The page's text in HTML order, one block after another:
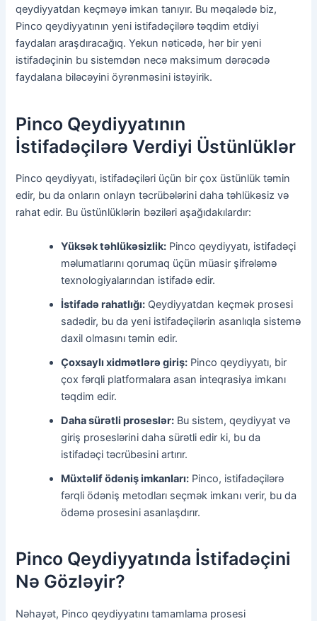
qeydiyyatdan keçməyə imkan tanıyır. Bu məqalədə biz,
Pinco qeydiyyatının yeni istifadəçilərə təqdim etdiyi
faydaları araşdıracağıq. Yekun nəticədə, hər bir yeni
istifadəçinin bu sistemdən necə maksimum dərəcədə
faydalana biləcəyini öyrənməsini istəyirik.
Pinco Qeydiyyatının
İstifadəçilərə Verdiyi Üstünlüklər
Pinco qeydiyyatı, istifadəçiləri üçün bir çox üstünlük təmin
edir, bu da onların onlayn təcrübələrini daha təhlükəsiz və
rahat edir. Bu üstünlüklərin bəziləri aşağıdakılardır:
Yüksək təhlükəsizlik: Pinco qeydiyyatı, istifadəçi
məlumatlarını qorumaq üçün müasir şifrələmə
texnologiyalarından istifadə edir.
İstifadə rahatlığı: Qeydiyyatdan keçmək prosesi
sadədir, bu da yeni istifadəçilərin asanlıqla sistemə
daxil olmasını təmin edir.
Çoxsaylı xidmətlərə giriş: Pinco qeydiyyatı, bir
çox fərqli platformalara asan inteqrasiya imkanı
təqdim edir.
Daha sürətli proseslər: Bu sistem, qeydiyyat və
giriş proseslərini daha sürətli edir ki, bu da
istifadəçi təcrübəsini artırır.
Müxtəlif ödəniş imkanları: Pinco, istifadəçilərə
fərqli ödəniş metodları seçmək imkanı verir, bu da
ödəmə prosesini asanlaşdırır.
Pinco Qeydiyyatında İstifadəçini
Nə Gözləyir?
Nəhayət, Pinco qeydiyyatını tamamlama prosesi